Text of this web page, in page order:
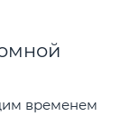
временем